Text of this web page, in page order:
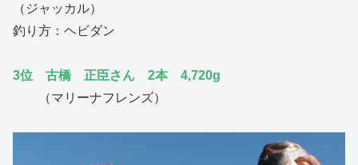
（ジャッカル）
釣り方：ヘビダン
3位 古橋 正臣さん 2本 4,720g
（マリーナフレンズ）